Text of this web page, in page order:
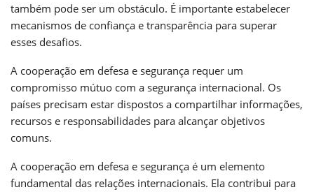
também pode ser um obstáculo. É importante estabelecer
mecanismos de confiança e transparência para superar
esses desafios.
A cooperação em defesa e segurança requer um
compromisso mútuo com a segurança internacional. Os
países precisam estar dispostos a compartilhar informações,
recursos e responsabilidades para alcançar objetivos
comuns.
A cooperação em defesa e segurança é um elemento
fundamental das relações internacionais. Ela contribui para